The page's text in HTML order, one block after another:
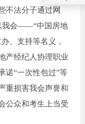
不法分子通过网
我会——“中国房地
、支持等名义，
产经纪人协理职业
诺“一次性包过”等
重损害我会声誉和
公众和考生上当受